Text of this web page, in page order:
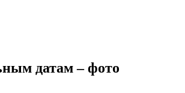
датам – фото